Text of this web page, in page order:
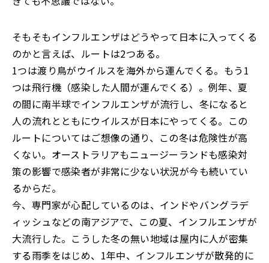
そもそもインフルエンザはどうやって日本に入ってくる
のかと言えば、ルートは2つある。
1つは渡り鳥がウイルスを海外から運んでくる。もう1
つは飛行機（感染した人間が運んでくる）。例年、夏
の間に南半球でインフルエンザが流行し、冬になると
人の流れとともにウイルスが日本にやってくる。この
ルートについてはご想像の通り、この冬は危険性が高
くない。オーストラリアもニュージーランドも感染対
策の影響で感染者が非常に少ない状況が今も続いてい
るからだ。
今、専門家が心配しているのは、インドやバングラデ
ィッシュなどの南アジアで、この夏、インフルエンザが
大流行した。こうした冬の無い地域は屋内に人が密集
する雨季をはじめ、1年中、インフルエンザが散発的に